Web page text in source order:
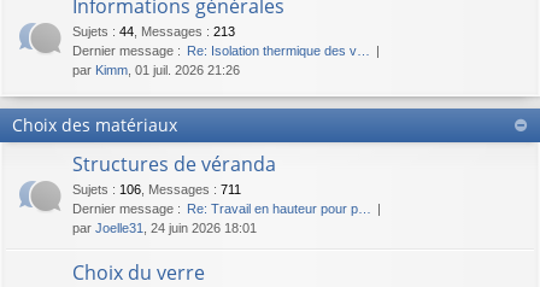
Informations générales
Sujets : 44 Messages : 213
Dernier message : Re: Isolation thermique des v…
par Kimm , 01 juil. 2026 21:26
Choix des matériaux
Structures de véranda
Sujets : 106 Messages : 711
Dernier message : Re: Travail en hauteur pour p…
par Joelle31 , 24 juin 2026 18:01
Choix du verre